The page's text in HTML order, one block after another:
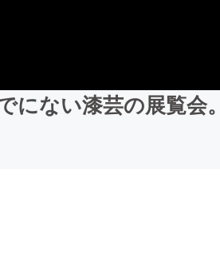
にない漆芸の展覧会